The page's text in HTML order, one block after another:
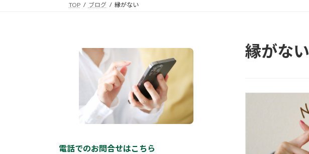
TOP ブログ 縁がない
縁がない
電話でのお問合せはこちら